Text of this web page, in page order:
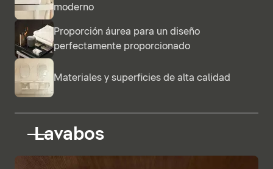
moderno
Proporción áurea para un diseño
perfectamente proporcionado
Materiales y superficies de alta calidad
Lavabos